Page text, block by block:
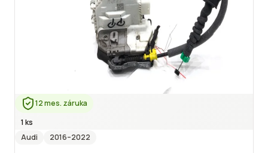
12 mes. záruka
1 ks
Audi
2016–2022